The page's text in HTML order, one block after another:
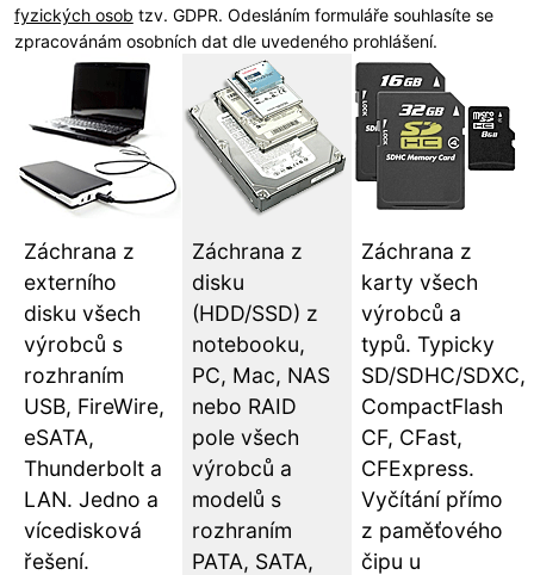
fyzických osob tzv. GDPR. Odesláním formuláře souhlasíte se
zpracovánám osobních dat dle uvedeného prohlášení.
Záchrana z
externího
disku všech
výrobců s
rozhraním
USB, FireWire,
eSATA,
Thunderbolt a
LAN. Jedno a
vícedisková
řešení.
Záchrana z
disku
(HDD/SSD) z
notebooku,
PC, Mac, NAS
nebo RAID
pole všech
výrobců a
modelů s
rozhraním
PATA, SATA,
Záchrana z
karty všech
výrobců a
typů. Typicky
SD/SDHC/SDXC,
CompactFlash
CF, CFast,
CFExpress.
Vyčítání přímo
z paměťového
čipu u